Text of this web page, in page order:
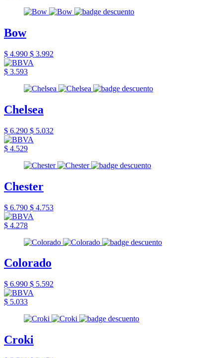
Bow
$ 4.990 $ 3.992
$ 3.593
Chelsea
$ 6.290 $ 5.032
$ 4.529
Chester
$ 6.790 $ 4.753
$ 4.278
Colorado
$ 6.990 $ 5.592
$ 5.033
Croki